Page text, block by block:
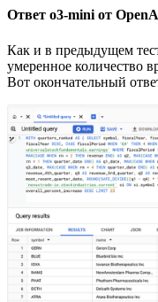
Ответ o3-mini от
Как и в предыдущем
умеренное количество
Вот окончательный